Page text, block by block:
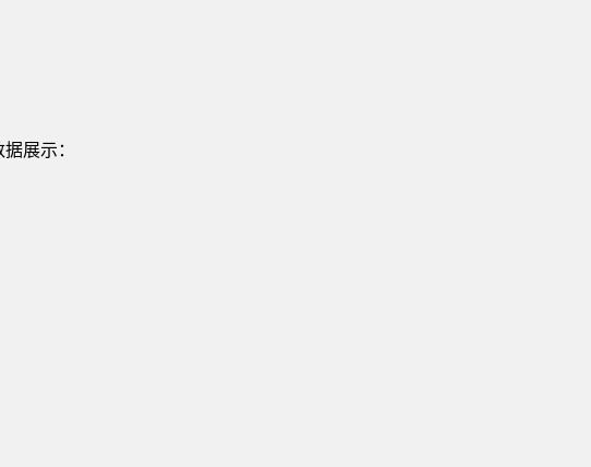
展示：